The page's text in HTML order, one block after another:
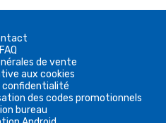
FAQ
de vente
aux cookies
confidentialité
des codes promotionnels
bureau